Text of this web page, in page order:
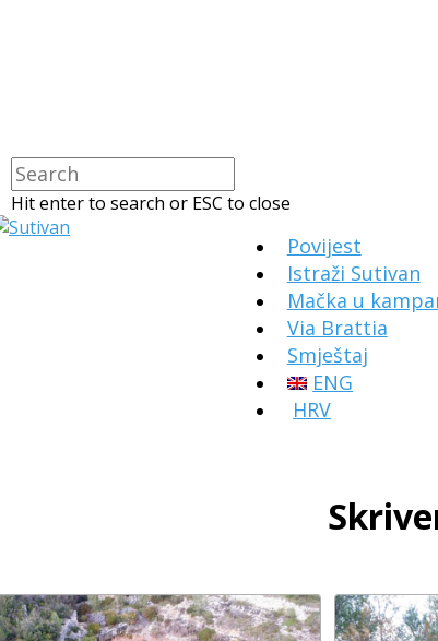
Hit enter to search or ESC to close
Povijest
Istraži Sutivan
Mačka u
Via Brattia
Smještaj
ENG
HRV